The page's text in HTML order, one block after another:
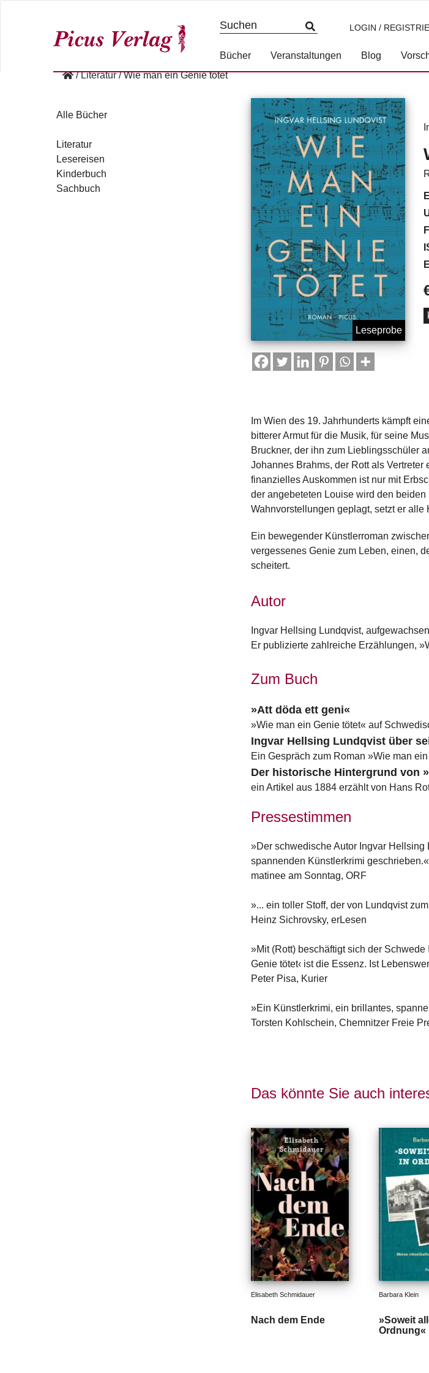
LOGIN /
Bücher Veranstaltungen Blog
/ Literatur / Wie man ein Genie tötet
Im Wien des 19. Jahrhunderts kämpft
bitterer Armut für die Musik, für seine
Bruckner, der ihn zum Lieblingsschüler
Johannes Brahms, der Rott als
finanzielles Auskommen ist nur mit
der angebeteten Louise wird den
Wahnvorstellungen geplagt, setzt er
Ein bewegender Künstlerroman
vergessenes Genie zum Leben, einen,
scheitert.
Autor
Ingvar Hellsing Lundqvist,
Er publizierte zahlreiche Erzählungen,
Zum Buch
»Att döda ett geni«
»Wie man ein Genie tötet« auf
Ingvar Hellsing Lundqvist über
Ein Gespräch zum Roman »Wie man
Der historische Hintergrund von
ein Artikel aus 1884 erzählt von Hans
Pressestimmen
»Der schwedische Autor Ingvar
spannenden Künstlerkrimi geschrieben.«
matinee am Sonntag, ORF
»... ein toller Stoff, der von Lundqvist
Heinz Sichrovsky, erLesen
»Mit (Rott) beschäftigt sich der
Genie tötet‹ ist die Essenz. Ist
Peter Pisa, Kurier
»Ein Künstlerkrimi, ein brillantes,
Torsten Kohlschein, Chemnitzer Freie
Das könnte Sie auch
Elisabeth Schmidauer
Nach dem Ende
Barbara Klein
»Soweit
Ordnung«
Alle Bücher
Literatur
Lesereisen
Kinderbuch
Sachbuch